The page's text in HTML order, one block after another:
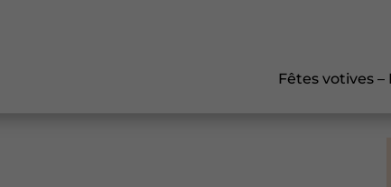
Fêtes votives –